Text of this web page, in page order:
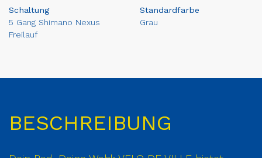
Schaltung
5 Gang Shimano Nexus
Freilauf
Standardfarbe
Grau
BESCHREIBUNG